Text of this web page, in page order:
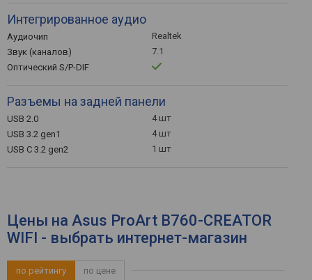
Интегрированное аудио
Аудиочип
Realtek
Звук (каналов)
7.1
Оптический S/P-DIF
Разъемы на задней панели
USB 2.0
4 шт
USB 3.2 gen1
4 шт
USB C 3.2 gen2
1 шт
Цены на Asus ProArt B760-CREATOR
WIFI - выбрать интернет-магазин
по рейтингу по цене